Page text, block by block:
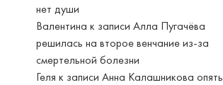
нет души
Валентина к записиАлла Пугачёва
решилась на второе венчание из-за
смертельной болезни
Геля к записиАнна Калашникова опять